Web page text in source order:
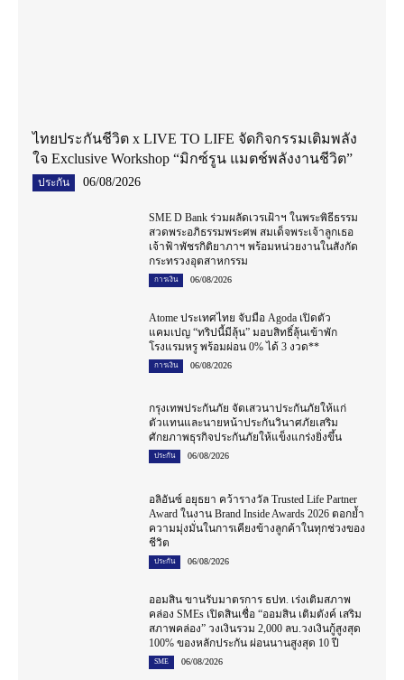
ไทยประกันชีวิต x LIVE TO LIFE จัดกิจกรรมเติมพลัง
ใจ Exclusive Workshop “มิกซ์รูน แมตช์พลังงานชีวิต”
ประกัน 06/08/2026
SME D Bank ร่วมผลัดเวรเฝ้าฯ ในพระพิธีธรรม
สวดพระอภิธรรมพระศพ สมเด็จพระเจ้าลูกเธอ
เจ้าฟ้าพัชรกิติยาภาฯ พร้อมหน่วยงานในสังกัด
กระทรวงอุตสาหกรรม
การเงิน 06/08/2026
Atome ประเทศไทย จับมือ Agoda เปิดตัว
แคมเปญ “ทริปนี้มีลุ้น” มอบสิทธิ์ลุ้นเข้าพัก
โรงแรมหรู พร้อมผ่อน 0% ได้ 3 งวด**
การเงิน 06/08/2026
กรุงเทพประกันภัย จัดเสวนาประกันภัยให้แก่
ตัวแทนและนายหน้าประกันวินาศภัยเสริม
ศักยภาพธุรกิจประกันภัยให้แข็งแกร่งยิ่งขึ้น
ประกัน 06/08/2026
อลิอันซ์ อยุธยา คว้ารางวัล Trusted Life Partner
Award ในงาน Brand Inside Awards 2026 ตอกย้ำ
ความมุ่งมั่นในการเคียงข้างลูกค้าในทุกช่วงของ
ชีวิต
ประกัน 06/08/2026
ออมสิน ขานรับมาตรการ ธปท. เร่งเติมสภาพ
คล่อง SMEs เปิดสินเชื่อ “ออมสิน เติมตังค์ เสริม
สภาพคล่อง” วงเงินรวม 2,000 ลบ.วงเงินกู้สูงสุด
100% ของหลักประกัน ผ่อนนานสูงสุด 10 ปี
SME 06/08/2026